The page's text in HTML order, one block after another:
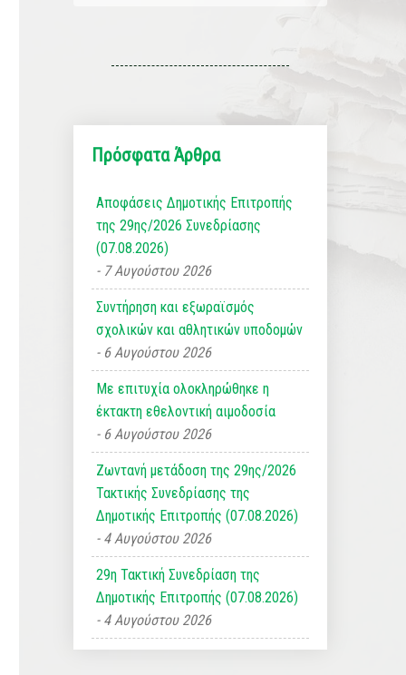
Πρόσφατα Άρθρα
Αποφάσεις Δημοτικής Επιτροπής
της 29ης/2026 Συνεδρίασης
(07.08.2026)
7 Αυγούστου 2026
Συντήρηση και εξωραϊσμός
σχολικών και αθλητικών υποδομών
6 Αυγούστου 2026
Με επιτυχία ολοκληρώθηκε η
έκτακτη εθελοντική αιμοδοσία
6 Αυγούστου 2026
Ζωντανή μετάδοση της 29ης/2026
Τακτικής Συνεδρίασης της
Δημοτικής Επιτροπής (07.08.2026)
4 Αυγούστου 2026
29η Τακτική Συνεδρίαση της
Δημοτικής Επιτροπής (07.08.2026)
4 Αυγούστου 2026